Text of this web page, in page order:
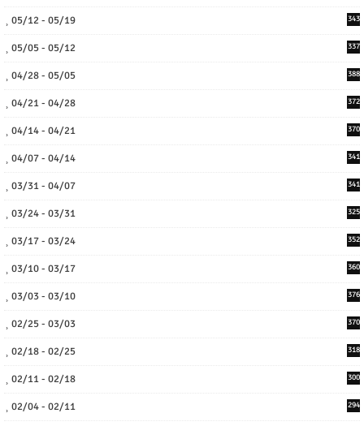
05/12 - 05/19 343
05/05 - 05/12 337
04/28 - 05/05 388
04/21 - 04/28 372
04/14 - 04/21 370
04/07 - 04/14 341
03/31 - 04/07 341
03/24 - 03/31 325
03/17 - 03/24 352
03/10 - 03/17 360
03/03 - 03/10 376
02/25 - 03/03 370
02/18 - 02/25 318
02/11 - 02/18 300
02/04 - 02/11 294